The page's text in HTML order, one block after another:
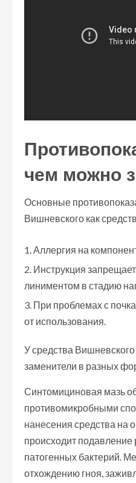
чем можно
Основные
Вишневского как
Аллергия на
Инструкция
линиментом в стадию
При проблемах с
от использования.
У средства Вишневского
заменители в разных
Синтомициновая мазь
противомикробными
нанесения средства на
происходит
патогенных бактерий.
отхождению гноя,